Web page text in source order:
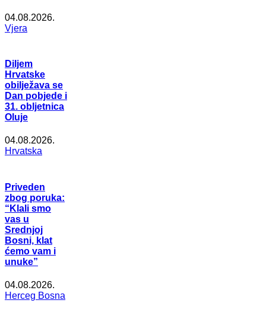
04.08.2026.
Vjera
Diljem
Hrvatske
obilježava se
Dan pobjede i
31. obljetnica
Oluje
04.08.2026.
Hrvatska
Priveden
zbog poruka:
“Klali smo
vas u
Srednjoj
Bosni, klat
ćemo vam i
unuke”
04.08.2026.
Herceg Bosna